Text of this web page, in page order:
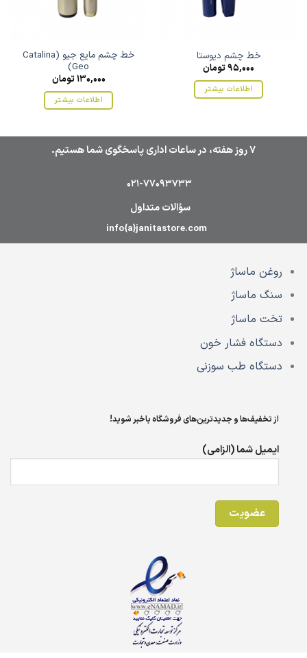
خط چشم دیوستا
95,000تومان
اطلاعات بیشتر
خط چشم مایع جیو (Catalina
Geo)
130,000تومان
اطلاعات بیشتر
7 روز هفته، در ساعات اداری پاسخگوی شما هستیم.
021-77093733
سؤالات متداول
info{a}janitastore.com
روغن ماساژ
سنگ ماساژ
تخت ماساژ
دستگاه فشار خون
دستگاه طب سوزنی
از تخفیف‌ها و جدیدترین‌های فروشگاه باخبر شوید!
ایمیل شما (الزامی)